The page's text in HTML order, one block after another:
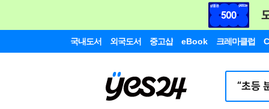
국내도서 외국도서 중고샵 eBook 크레마클럽